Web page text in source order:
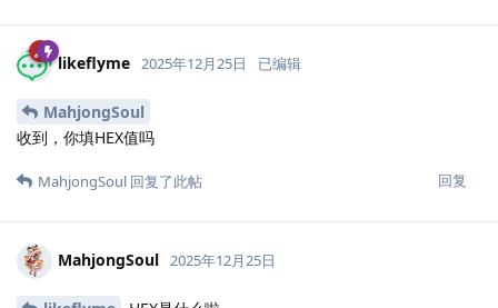
likeflyme 2025年12月25日 已编辑
MahjongSoul
收到，你填HEX值吗
回复
MahjongSoul 回复了此帖
MahjongSoul 2025年12月25日